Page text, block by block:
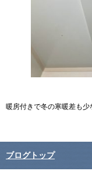
暖房付きで冬の寒暖差も
ブログトップ